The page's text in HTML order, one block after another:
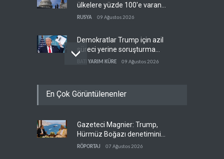
ülkelere yüzde 100'e varan
gümrük vergisi
RUSYA 09 Ağustos 2026
Demokratlar Trump için azil
süreci yerine soruşturma
hazırlıyor
BATI YARIM KÜRE 09 Ağustos 2026
Afrika'daki petrol
Pentagon silah şirketlerine
21 gün süre verdi
BATI YARIM KÜRE
En Çok Görüntülenenler
Gazeteci Magnier: Trump,
Hürmüz Boğazı denetimini
doğrudan İran ve Umman'a
RÖPORTAJ 07 Ağustos 2026